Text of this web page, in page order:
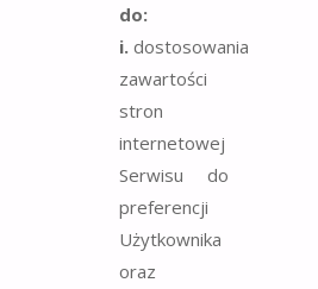
do:
i. dostosowania
zawartości
stron
internetowej
Serwisu do
preferencji
Użytkownika
oraz